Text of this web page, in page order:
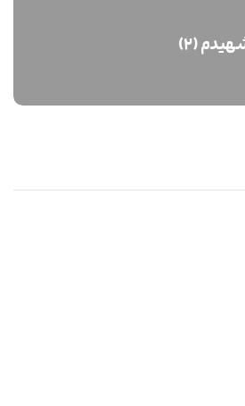
(۲)